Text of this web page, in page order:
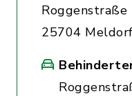
Roggenstraße
25704 Meldorf